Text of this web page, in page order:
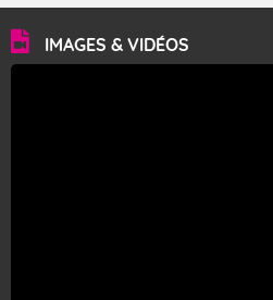
IMAGES & VIDÉOS